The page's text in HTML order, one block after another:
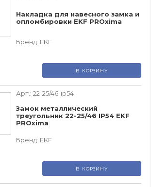
Накладка для навесного замка и
опломбировки EKF PROxima
Бренд: EKF
В КОРЗИНУ
Арт.: 22-25/46-ip54
Замок металлический
треугольник 22-25/46 IP54 EKF
PROxima
Бренд: EKF
В КОРЗИНУ